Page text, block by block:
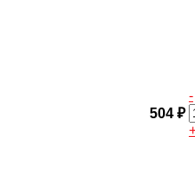
504 ₽
-